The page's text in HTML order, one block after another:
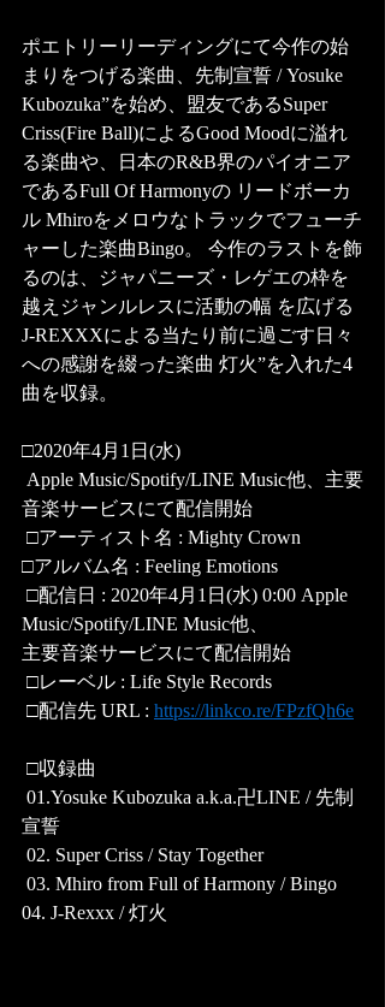
ポエトリーリーディングにて今作の始
まりをつげる楽曲、先制宣誓 / Yosuke
Kubozuka”を始め、盟友であるSuper
Criss(Fire Ball)によるGood Moodに溢れ
る楽曲や、日本のR&B界のパイオニア
であるFull Of Harmonyの リードボーカ
ル Mhiroをメロウなトラックでフューチ
ャーした楽曲Bingo。 今作のラストを飾
るのは、ジャパニーズ・レゲエの枠を
越えジャンルレスに活動の幅 を広げる
J-REXXXによる当たり前に過ごす日々
への感謝を綴った楽曲 灯火”を入れた4
曲を収録。
□2020年4月1日(水)
音楽サービスにて配信開始
□アーティスト名 : Mighty Crown
□アルバム名 : Feeling Emotions
Music/Spotify/LINE Music他、
主要音楽サービスにて配信開始
□レーベル : Life Style Records
□配信先 URL : https://linkco.re/FPzfQh6e
□収録曲
宣誓
02. Super Criss / Stay Together
04. J-Rexxx / 灯火